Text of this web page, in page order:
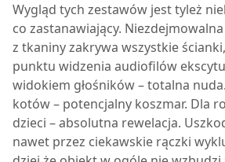
Wygląd tych zestawów jest tyleż
co zastanawiający.
z tkaniny zakrywa wszystkie
punktu widzenia audiofilów
widokiem głośników – totalna
kotów – potencjalny koszmar. Dla
dzieci – absolutna rewelacja.
nawet przez ciekawskie rączki